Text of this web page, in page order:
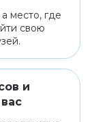
место, где
свою
и